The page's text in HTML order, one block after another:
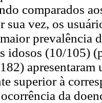
comparados
sua vez, os
prevalência
idosos (10/105)
superior à
da